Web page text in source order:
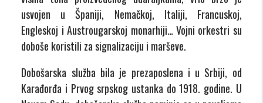
usvojen u Španiji, Nemačkoj, Italiji, Francuskoj,
Engleskoj i Austrougarskoj monarhiji… Vojni orkestri su
doboše koristili za signalizaciju i marševe.
Dobošarska služba bila je prezaposlena i u Srbiji, od
Karađorđa i Prvog srpskog ustanka do 1918. godine. U